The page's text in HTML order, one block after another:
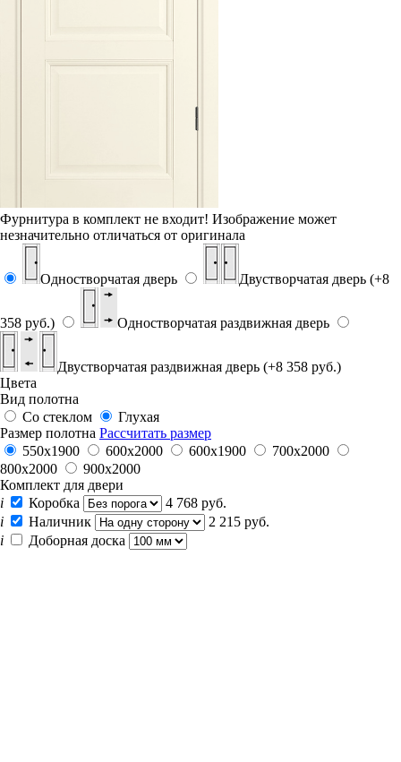
Фурнитура в комплект не входит! Изображение может
незначительно отличаться от оригинала
Одностворчатая дверь Двустворчатая дверь (+8
358 руб.) Одностворчатая раздвижная дверь
Двустворчатая раздвижная дверь (+8 358 руб.)
Цвета
Вид полотна
Со стеклом
Глухая
Размер полотна Рассчитать размер
550х1900
600x2000 600х1900
700x2000
800x2000
900x2000
Комплект для двери
i
Коробка
4 768 руб.
i
Наличник
2 215 руб.
i
Доборная доска